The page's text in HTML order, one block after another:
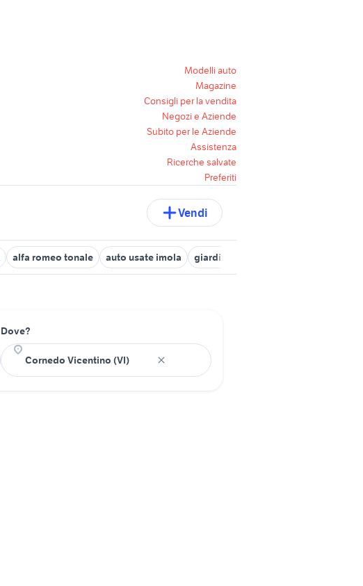
Modelli auto
Magazine
Consigli per la vendita
Negozi e Aziende
Subito per le Aziende
Assistenza
Ricerche salvate
Preferiti
Vendi
alfa romeo tonale auto usate imola giardino Belluno provincia
Dove?